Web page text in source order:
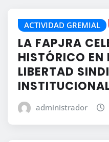
ACTIVIDAD GREMIAL
LA FAPJRA
HISTÓRICO EN
LIBERTAD
administrador